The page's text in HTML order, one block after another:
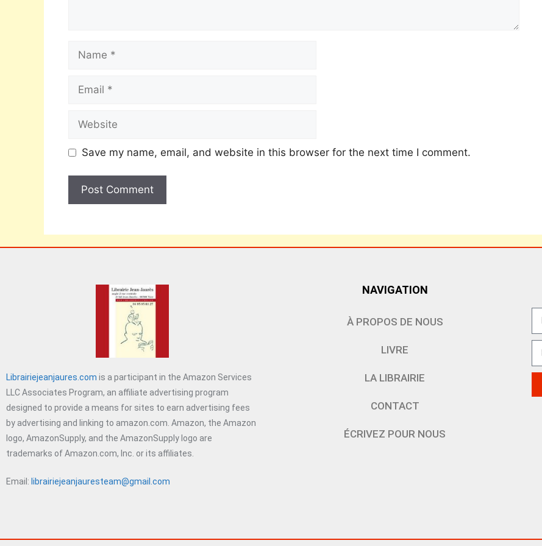
Save my name, email, and website in this browser for the next time I comment.
Librairiejeanjaures.com is a participant in the Amazon Services
LLC Associates Program, an affiliate advertising program
designed to provide a means for sites to earn advertising fees
by advertising and linking to amazon.com. Amazon, the Amazon
logo, AmazonSupply, and the AmazonSupply logo are
trademarks of Amazon.com, Inc. or its affiliates.
Email: librairiejeanjauresteam@gmail.com
NAVIGATION
À PROPOS DE NOUS
LIVRE
LA LIBRAIRIE
CONTACT
ÉCRIVEZ POUR NOUS